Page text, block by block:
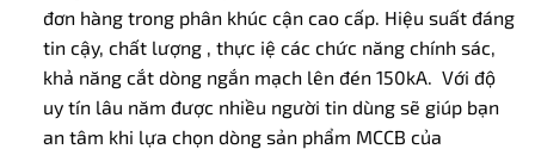
đơn hàng trong phân khúc cận cao cấp. Hiệu suất đáng
tin cậy, chất lượng , thực iệ các chức năng chính sác,
khả năng cắt dòng ngắn mạch lên đén 150kA. Với độ
uy tín lâu năm được nhiều người tin dùng sẽ giúp bạn
an tâm khi lựa chọn dòng sản phẩm MCCB của